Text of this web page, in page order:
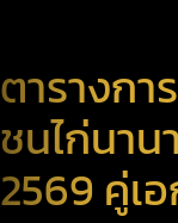
ตารางก
ชนไก่นา
2569 คู่เ